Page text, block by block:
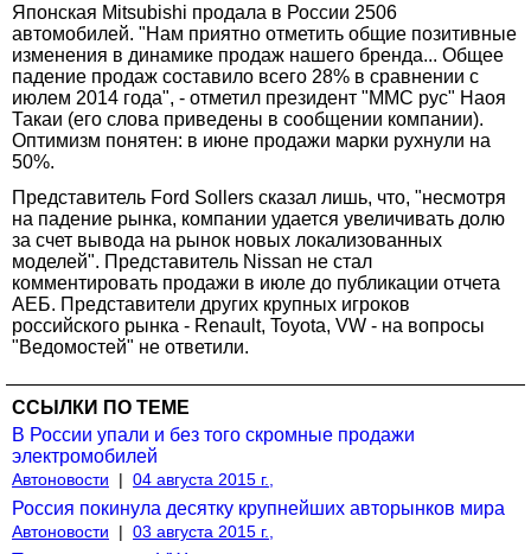
Японская Mitsubishi продала в России 2506
автомобилей. "Нам приятно отметить общие позитивные
изменения в динамике продаж нашего бренда... Общее
падение продаж составило всего 28% в сравнении с
июлем 2014 года", - отметил президент "ММС рус" Наоя
Такаи (его слова приведены в сообщении компании).
Оптимизм понятен: в июне продажи марки рухнули на
50%.
Представитель Ford Sollers сказал лишь, что, "несмотря
на падение рынка, компании удается увеличивать долю
за счет вывода на рынок новых локализованных
моделей". Представитель Nissan не стал
комментировать продажи в июле до публикации отчета
АЕБ. Представители других крупных игроков
российского рынка - Renault, Toyota, VW - на вопросы
"Ведомостей" не ответили.
ССЫЛКИ ПО ТЕМЕ
В России упали и без того скромные продажи
электромобилей
Автоновости | 04 августа 2015 г.,
Россия покинула десятку крупнейших авторынков мира
Автоновости | 03 августа 2015 г.,